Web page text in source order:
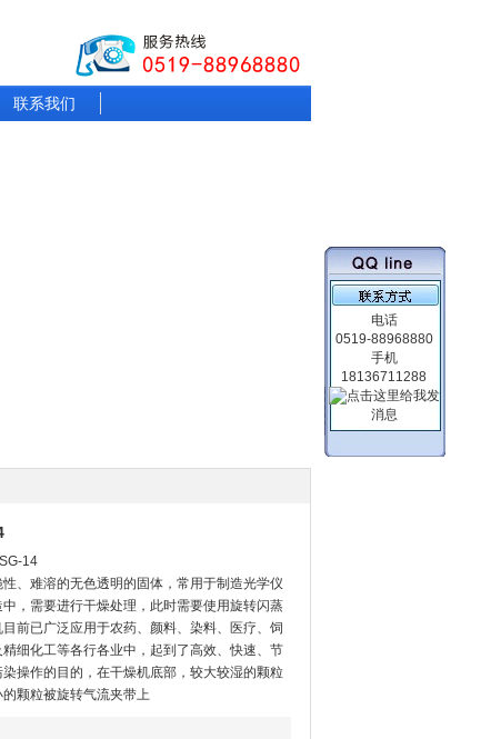
联系我们
14
、难溶的无色透明的固体，常用于制造光学仪
，需要进行干燥处理，此时需要使用旋转闪蒸
前已广泛应用于农药、颜料、染料、医疗、饲
细化工等各行各业中，起到了高效、快速、节
操作的目的，在干燥机底部，较大较湿的颗粒
颗粒被旋转气流夹带上
电话
0519-88968880
手机
18136711288